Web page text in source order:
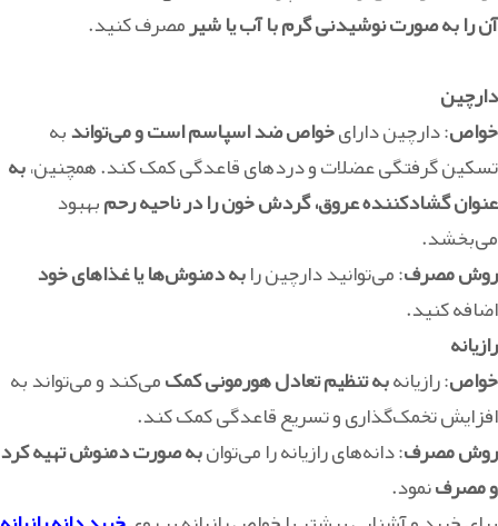
آن را به صورت نوشیدنی گرم با آب یا شیرمصرف کنید.
دارچین
خواص: دارچین دارایخواص ضد اسپاسم است و می‌تواندبه
تسکین گرفتگی عضلات و دردهای قاعدگی کمک کند. همچنین،به
عنوان گشادکننده عروق، گردش خون را در ناحیه رحمبهبود
می‌بخشد.
روش مصرف: می‌توانید دارچین رابه دمنوش‌ها یا غذاهای خود
اضافه کنید.
رازیانه
خواص: رازیانهبه تنظیم تعادل هورمونی کمکمی‌کند و می‌تواند به
افزایش تخمک‌گذاری و تسریع قاعدگی کمک کند.
روش مصرف: دانه‌های رازیانه را می‌توانبه صورت دمنوش تهیه کرد
و مصرفنمود.